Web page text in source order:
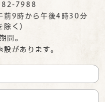
7988
前9時から午後4時30分
除く）
間。
があります。